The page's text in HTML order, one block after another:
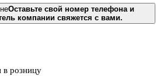
Оставьте свой номер телефона и
компании свяжется с вами.
розницу